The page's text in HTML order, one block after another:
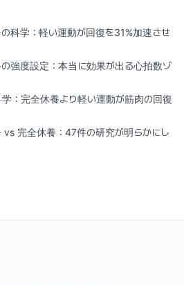
の科学：軽い運動が回復を31%加速させ
の強度設定：本当に効果が出る心拍数ゾ
学：完全休養より軽い運動が筋肉の回復
vs 完全休養：47件の研究が明らかにし